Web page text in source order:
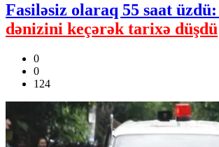
Fasiləsiz olaraq 55 saat üzdü:
dənizini keçərək tarixə düşdü
0
0
124